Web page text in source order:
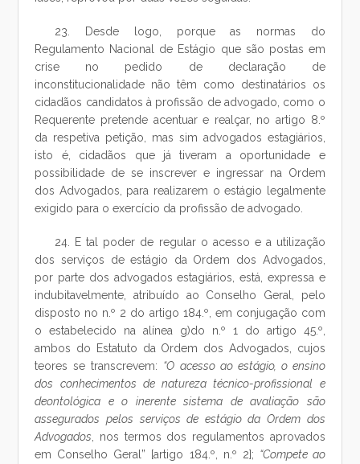
23. Desde logo, porque as normas do
Regulamento Nacional de Estágio que são postas em
crise no pedido de declaração de
inconstitucionalidade não têm como destinatários os
cidadãos candidatos à profissão de advogado, como o
Requerente pretende acentuar e realçar, no artigo 8.º
da respetiva petição, mas sim advogados estagiários,
isto é, cidadãos que já tiveram a oportunidade e
possibilidade de se inscrever e ingressar na Ordem
dos Advogados, para realizarem o estágio legalmente
exigido para o exercício da profissão de advogado.
24. E tal poder de regular o acesso e a utilização
dos serviços de estágio da Ordem dos Advogados,
por parte dos advogados estagiários, está, expressa e
indubitavelmente, atribuído ao Conselho Geral, pelo
disposto no n.º 2 do artigo 184.º, em conjugação com
o estabelecido na alínea g)do n.º 1 do artigo 45.º,
ambos do Estatuto da Ordem dos Advogados, cujos
teores se transcrevem: “O acesso ao estágio, o ensino
dos conhecimentos de natureza técnico-profissional e
deontológica e o inerente sistema de avaliação são
assegurados pelos serviços de estágio da Ordem dos
Advogados , nos termos dos regulamentos aprovados
em Conselho Geral” [artigo 184.º, n.º 2]; “Compete ao